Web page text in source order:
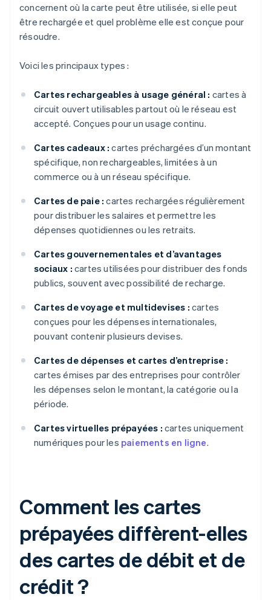
concernent où la carte peut être utilisée, si elle peut
être rechargée et quel problème elle est conçue pour
résoudre.
Voici les principaux types :
Cartes rechargeables à usage général : cartes à
circuit ouvert utilisables partout où le réseau est
accepté. Conçues pour un usage continu.
Cartes cadeaux : cartes préchargées d’un montant
spécifique, non rechargeables, limitées à un
commerce ou à un réseau spécifique.
Cartes de paie : cartes rechargées régulièrement
pour distribuer les salaires et permettre les
dépenses quotidiennes ou les retraits.
Cartes gouvernementales et d’avantages
sociaux : cartes utilisées pour distribuer des fonds
publics, souvent avec possibilité de recharge.
Cartes de voyage et multidevises : cartes
conçues pour les dépenses internationales,
pouvant contenir plusieurs devises.
Cartes de dépenses et cartes d’entreprise :
cartes émises par des entreprises pour contrôler
les dépenses selon le montant, la catégorie ou la
période.
Cartes virtuelles prépayées : cartes uniquement
numériques pour les paiements en ligne.
Comment les cartes
prépayées diffèrent-elles
des cartes de débit et de
crédit ?